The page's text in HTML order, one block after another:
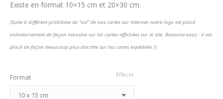
Existe en format 10×15 cm et 20×30 cm.
(Suite à différent problème de “vol” de nos cartes sur internet, notre logo est placé
volontairement de façon intrusive sur les cartes affichées sur le site. Rassurez-vous : il est
placé de façon beaucoup plus discrète sur les cartes expédiées !)
Format Effacer